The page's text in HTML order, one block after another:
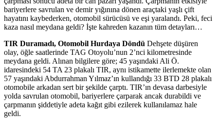
bariyerlere savrulan ve demir yığınına dönen araçtaki yaşlı çift
hayatını kaybederken, otomobil sürücüsü ve eşi yaralandı. Peki, feci
kaza nasıl meydana geldi? İşte kahreden kazanın tüm detayları…
TIR Duramadı, Otomobil Hurdaya Döndü Dehşete düşüren
olay, öğle saatlerinde TAG Otoyolu’nun 2’nci kilometresinde
meydana geldi. Alınan bilgilere göre; 45 yaşındaki Ali Ö.
idaresindeki 54 TA 23 plakalı TIR, aynı istikamette ilerlemekte olan
57 yaşındaki Abdurrahman Yılmaz’ın kullandığı 33 BTD 28 plakalı
otomobile arkadan sert bir şekilde çarptı. TIR’ın devasa darbesiyle
yolda savrulan otomobil, bariyerlere çarparak ancak durabildi ve
çarpmanın şiddetiyle adeta kağıt gibi ezilerek kullanılamaz hale
geldi.